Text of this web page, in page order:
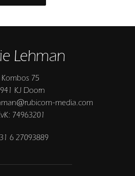
Lehman
Kombos 75
KJ Doorn
media.com
74963201
6 27093889